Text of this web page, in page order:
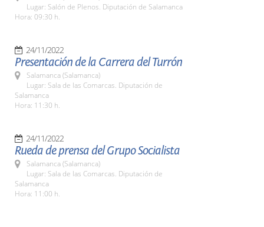
Lugar: Salón de Plenos. Diputación de Salamanca
Hora: 09:30 h.
24/11/2022
Presentación de la Carrera del Turrón
Salamanca (Salamanca)
Lugar: Sala de las Comarcas. Diputación de
Salamanca
Hora: 11:30 h.
24/11/2022
Rueda de prensa del Grupo Socialista
Salamanca (Salamanca)
Lugar: Sala de las Comarcas. Diputación de
Salamanca
Hora: 11:00 h.